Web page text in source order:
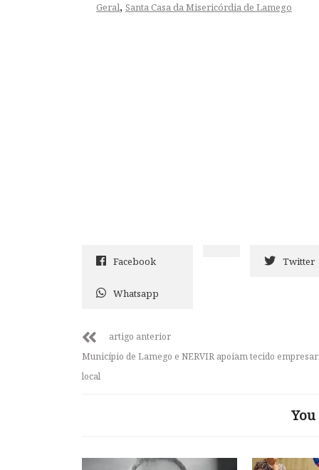
Geral, Santa Casa da Misericórdia de Lamego
Facebook Twitter
Whatsapp
artigo anterior
Município de Lamego e NERVIR apoiam tecido
local